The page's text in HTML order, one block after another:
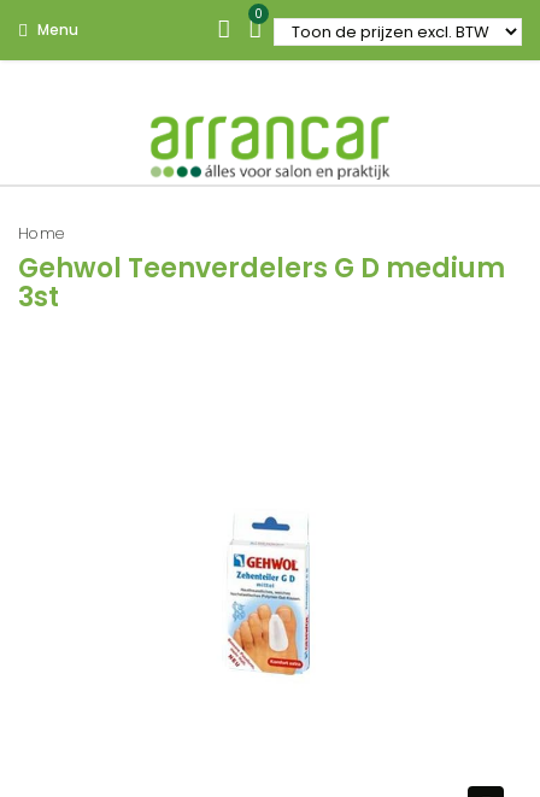
Menu
0
Home
Gehwol Teenverdelers G D medium
3st